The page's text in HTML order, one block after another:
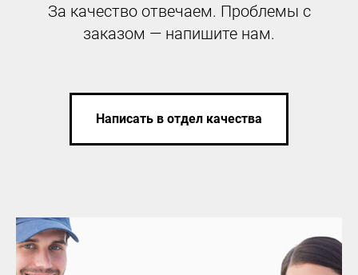
За качество отвечаем. Проблемы с
заказом — напишите нам.
Написать в отдел качества